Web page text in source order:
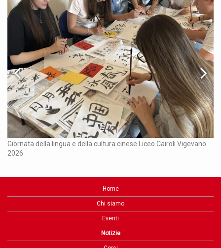
Giornata della lingua e della cultura cinese Liceo Cairoli Vigevano
2026
Home
Chi siamo
Eventi
Notizie